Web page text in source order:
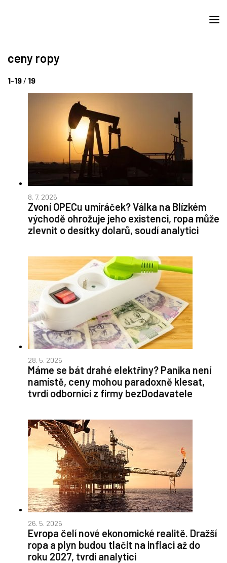
ceny ropy
1–19 / 19
8. 7. 2026
Zvoní OPECu umíráček? Válka na Blízkém
východě ohrožuje jeho existenci, ropa může
zlevnit o desítky dolarů, soudí analytici
28. 5. 2026
Máme se bát drahé elektřiny? Panika není
namístě, ceny mohou paradoxně klesat,
tvrdí odborníci z firmy bezDodavatele
26. 5. 2026
Evropa čelí nové ekonomické realitě. Dražší
ropa a plyn budou tlačit na inflaci až do
roku 2027, tvrdí analytici